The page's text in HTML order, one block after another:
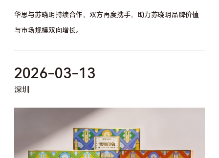
华思与苏晓玥持续合作，双方再度携手，助力苏晓玥品牌价值
与市场规模双向增长。
2026-03-13
深圳